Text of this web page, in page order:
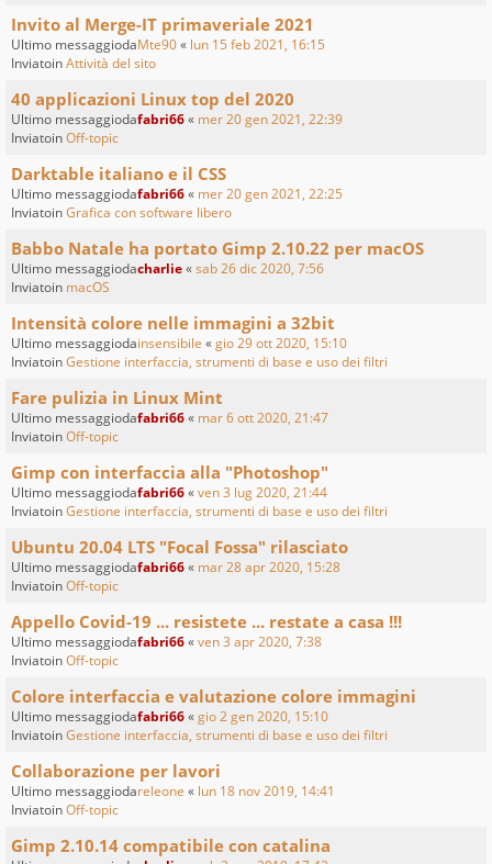
Invito al Merge-IT primaveriale 2021
Ultimo messaggiodaMte90« lun 15 feb 2021, 16:15
InviatoinAttività del sito
40 applicazioni Linux top del 2020
Ultimo messaggiodafabri66« mer 20 gen 2021, 22:39
InviatoinOff-topic
Darktable italiano e il CSS
Ultimo messaggiodafabri66« mer 20 gen 2021, 22:25
InviatoinGrafica con software libero
Babbo Natale ha portato Gimp 2.10.22 per macOS
Ultimo messaggiodacharlie«sab 26 dic 2020, 7:56
Inviatoin macOS
Intensità colore nelle immagini a 32bit
Ultimo messaggiodainsensibile «gio 29 ott 2020, 15:10
InviatoinGestione interfaccia, strumenti di base e uso dei filtri
Fare pulizia in Linux Mint
Ultimo messaggiodafabri66« mar 6 ott 2020, 21:47
InviatoinOff-topic
Gimp con interfaccia alla "Photoshop"
Ultimo messaggiodafabri66«ven 3 lug 2020, 21:44
InviatoinGestione interfaccia, strumenti di base e uso dei filtri
Ubuntu 20.04 LTS "Focal Fossa" rilasciato
Ultimo messaggiodafabri66« mar 28 apr 2020, 15:28
InviatoinOff-topic
Appello Covid-19 ... resistete ... restate a casa !!!
Ultimo messaggiodafabri66«ven 3 apr 2020, 7:38
InviatoinOff-topic
Colore interfaccia e valutazione colore immagini
Ultimo messaggiodafabri66«gio 2 gen 2020, 15:10
InviatoinGestione interfaccia, strumenti di base e uso dei filtri
Collaborazione per lavori
Ultimo messaggiodareleone « lun 18 nov 2019, 14:41
InviatoinOff-topic
Gimp 2.10.14 compatibile con catalina